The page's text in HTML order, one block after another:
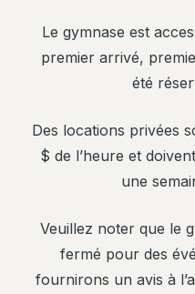
Le gymnase est
premier arrivé,
été
Des locations privées
$ de l’heure et
une
Veuillez noter que le
fermé pour des
fournirons un avis à